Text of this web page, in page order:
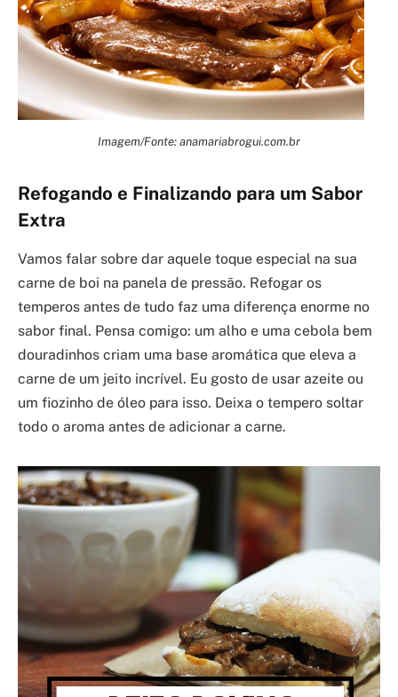
Imagem/Fonte: anamariabrogui.com.br
Refogando e Finalizando para um Sabor
Extra
Vamos falar sobre dar aquele toque especial na sua
carne de boi na panela de pressão. Refogar os
temperos antes de tudo faz uma diferença enorme no
sabor final. Pensa comigo: um alho e uma cebola bem
douradinhos criam uma base aromática que eleva a
carne de um jeito incrível. Eu gosto de usar azeite ou
um fiozinho de óleo para isso. Deixa o tempero soltar
todo o aroma antes de adicionar a carne.